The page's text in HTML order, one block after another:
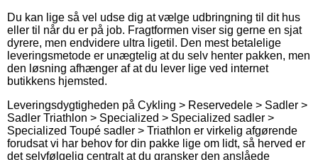
Du kan lige så vel udse dig at vælge udbringning til dit hus
eller til når du er på job. Fragtformen viser sig gerne en sjat
dyrere, men endvidere ultra ligetil. Den mest betalelige
leveringsmetode er unægtelig at du selv henter pakken, men
den løsning afhænger af at du lever lige ved internet
butikkens hjemsted.
Leveringsdygtigheden på Cykling > Reservedele > Sadler >
Sadler Triathlon > Specialized > Specialized sadler >
Specialized Toupé sadler > Triathlon er virkelig afgørende
forudsat vi har behov for din pakke lige om lidt, så herved er
det selvfølgelig centralt at du gransker den anslåede